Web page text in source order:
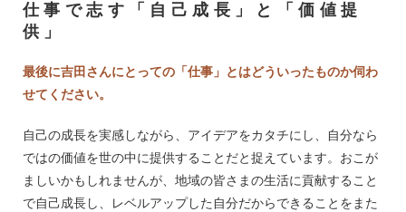
仕事で志す「自己成長」と「価値提
供」
最後に吉田さんにとっての「仕事」とはどういったものか伺わ
せてください。
自己の成長を実感しながら、アイデアをカタチにし、自分なら
ではの価値を世の中に提供することだと捉えています。おこが
ましいかもしれませんが、地域の皆さまの生活に貢献すること
で自己成長し、レベルアップした自分だからできることをまた